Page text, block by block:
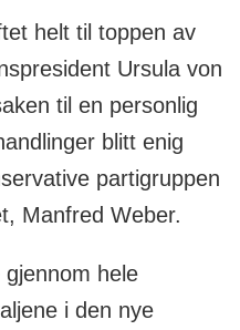
i gjennomsnittlige
og varebil)
selges i
legger frem
helt til toppen av
Ursula von
til en personlig
blitt enig
partigruppen
Manfred Weber.
hele
i den nye